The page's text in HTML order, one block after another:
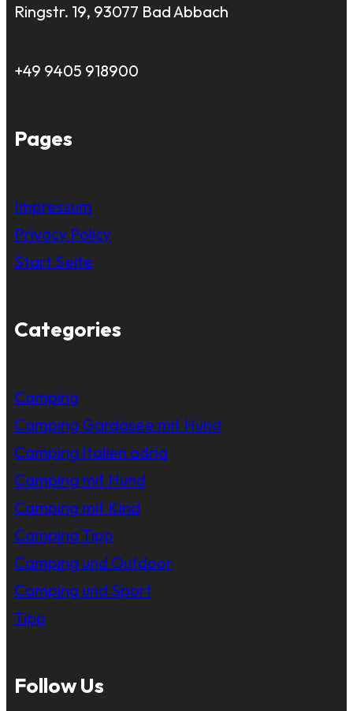
Ringstr. 19, 93077 Bad Abbach
+49 9405 918900
Pages
Impressum
Privacy Policy
Start Seite
Categories
Camping
Camping Gardasee mit Hund
Camping Italien adria
Camping mit Hund
Camping mit Kind
Camping Tipp
Camping und Outdoor
Camping und Sport
Tipp
Follow Us